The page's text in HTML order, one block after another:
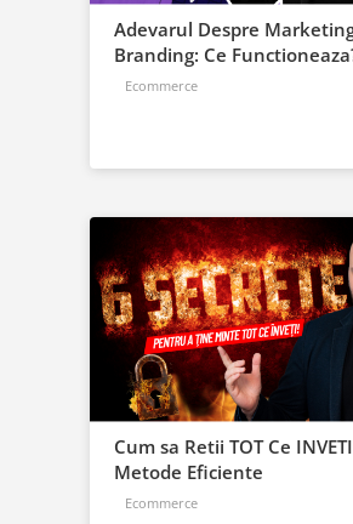
Adevarul Despre
Branding: Ce
Ecommerce
Cum sa Retii TOT Ce INVETI - 6
Metode Eficiente
Ecommerce